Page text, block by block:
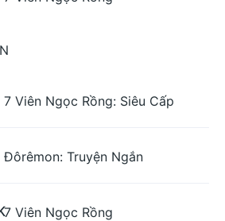
7 Viên Ngọc Rồng: Siêu Cấp
Đôrêmon: Truyện Ngắn
7 Viên Ngọc Rồng